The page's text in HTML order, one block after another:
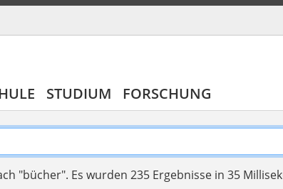
STUDIUM FORSCHUNG
"bücher". Es wurden 235 Ergebnisse in 35